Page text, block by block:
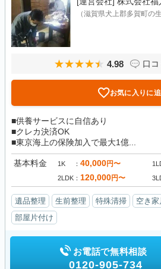
（滋賀県犬上郡多賀町の
4.98 口コ
お気に入りに
■供養サービスに自信あり
■クレカ決済OK
■東京海上の保険加入で最大1億...
基本料金 1K 40,000円〜
2LDK 120,000円〜
遺品整理 生前整理 特殊清掃 空き家
部屋片付け
お電話で無料相談
0120-905-734